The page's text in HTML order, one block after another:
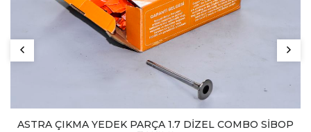
ASTRA ÇIKMA YEDEK PARÇA 1.7 DİZEL COMBO SİBOP